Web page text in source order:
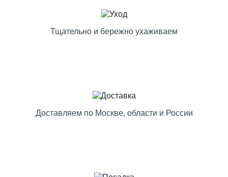
Тщательно и бережно ухаживаем
Доставляем по Москве, области и России